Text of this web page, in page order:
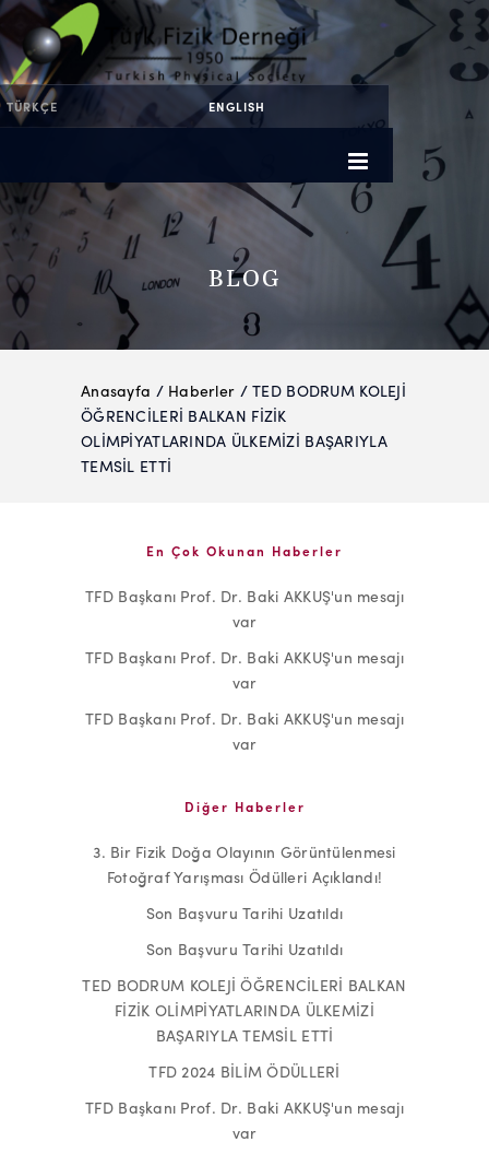
ENGLISH
TÜRKÇE
BLOG
Anasayfa / Haberler / TED BODRUM KOLEJİ
ÖĞRENCİLERİ BALKAN FİZİK
OLİMPİYATLARINDA ÜLKEMİZİ BAŞARIYLA
TEMSİL ETTİ
En Çok Okunan Haberler
TFD Başkanı Prof. Dr. Baki AKKUŞ'un mesajı
var
TFD Başkanı Prof. Dr. Baki AKKUŞ'un mesajı
var
TFD Başkanı Prof. Dr. Baki AKKUŞ'un mesajı
var
Diğer Haberler
3. Bir Fizik Doğa Olayının Görüntülenmesi
Fotoğraf Yarışması Ödülleri Açıklandı!
Son Başvuru Tarihi Uzatıldı
Son Başvuru Tarihi Uzatıldı
TED BODRUM KOLEJİ ÖĞRENCİLERİ BALKAN
FİZİK OLİMPİYATLARINDA ÜLKEMİZİ
BAŞARIYLA TEMSİL ETTİ
TFD 2024 BİLİM ÖDÜLLERİ
TFD Başkanı Prof. Dr. Baki AKKUŞ'un mesajı
var